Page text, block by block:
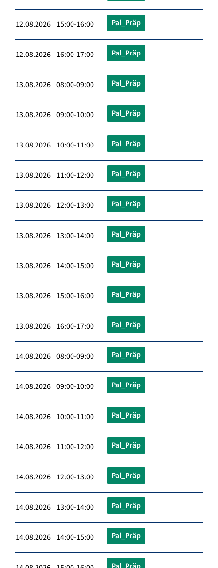
12.08.2026 15:00-16:00 Pal_Präp
12.08.2026 16:00-17:00 Pal_Präp
13.08.2026 08:00-09:00 Pal_Präp
13.08.2026 09:00-10:00 Pal_Präp
13.08.2026 10:00-11:00 Pal_Präp
13.08.2026 11:00-12:00 Pal_Präp
13.08.2026 12:00-13:00 Pal_Präp
13.08.2026 13:00-14:00 Pal_Präp
13.08.2026 14:00-15:00 Pal_Präp
13.08.2026 15:00-16:00 Pal_Präp
13.08.2026 16:00-17:00 Pal_Präp
14.08.2026 08:00-09:00 Pal_Präp
14.08.2026 09:00-10:00 Pal_Präp
14.08.2026 10:00-11:00 Pal_Präp
14.08.2026 11:00-12:00 Pal_Präp
14.08.2026 12:00-13:00 Pal_Präp
14.08.2026 13:00-14:00 Pal_Präp
14.08.2026 14:00-15:00 Pal_Präp